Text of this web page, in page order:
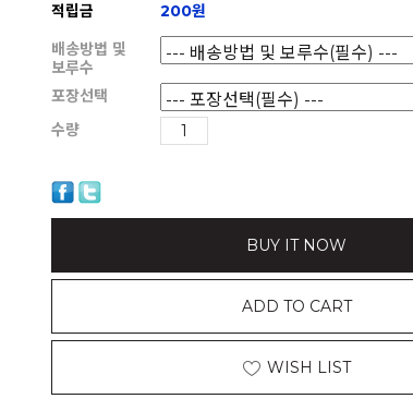
적립금
200원
배송방법 및
보루수
포장선택
수량
BUY IT NOW
ADD TO CART
WISH LIST